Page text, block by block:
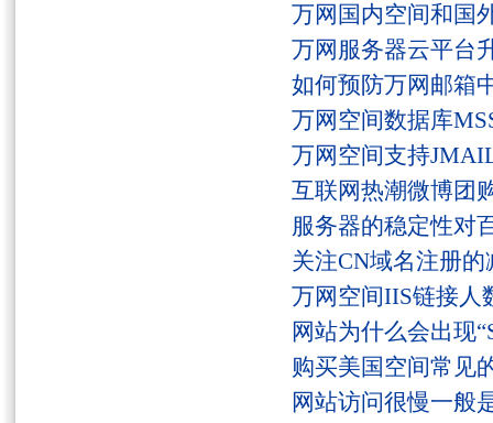
万网国内空间和国
万网服务器云平台
如何预防万网邮箱
万网空间数据库
万网空间支持
互联网热潮微博团
服务器的稳定性对
关注CN域名注册
万网空间IIS链接人
网站为什么会出现
购买美国空间常见
网站访问很慢一般